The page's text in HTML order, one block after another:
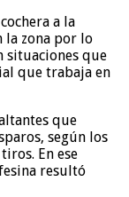
a la
la zona por lo
situaciones que
que trabaja en
que
según los
En ese
resultó